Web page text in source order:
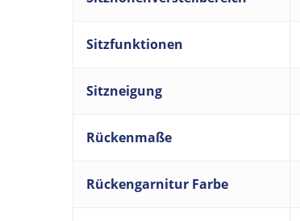
Sitzfunktionen
Sitzneigung
Rückenmaße
Rückengarnitur Farbe